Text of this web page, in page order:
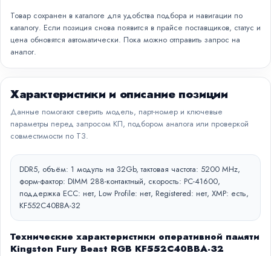
Товар сохранен в каталоге для удобства подбора и навигации по
каталогу. Если позиция снова появится в прайсе поставщиков, статус и
цена обновятся автоматически. Пока можно отправить запрос на
аналог.
Характеристики и описание позиции
Данные помогают сверить модель, парт-номер и ключевые
параметры перед запросом КП, подбором аналога или проверкой
совместимости по ТЗ.
DDR5, объём: 1 модуль на 32Gb, тактовая частота: 5200 MHz,
форм-фактор: DIMM 288-контактный, скорость: PC-41600,
поддержка ECC: нет, Low Profile: нет, Registered: нет, XMP: есть,
KF552C40BBA-32
Технические характеристики оперативной памяти
Kingston Fury Beast RGB KF552C40BBA-32